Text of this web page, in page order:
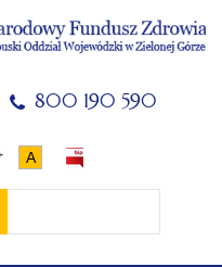
Menu
główne
Menu
lewe
Treść
główna
Szukaj
w
serwisie
Stopka
800 190 590
A